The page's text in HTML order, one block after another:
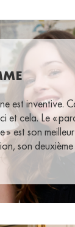
estinventive.
et cela. Le «
» est son
son deuxième